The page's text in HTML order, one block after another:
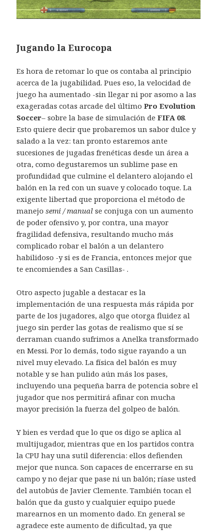
Jugando la Eurocopa
Es hora de retomar lo que os contaba al principio
acerca de la jugabilidad. Pues eso, la velocidad de
juego ha aumentado -sin llegar ni por asomo a las
exageradas cotas arcade del últimoPro Evolution
Soccer– sobre la base de simulación deFIFA 08.
Esto quiere decir que probaremos un sabor dulce y
salado a la vez: tan pronto estaremos ante
sucesiones de jugadas frenéticas desde un área a
otra, como degustaremos un sublime pase en
profundidad que culmine el delantero alojando el
balón en la red con un suave y colocado toque. La
exigente libertad que proporciona el método de
manejosemi / manual se conjuga con un aumento
de poder ofensivo y, por contra, una mayor
fragilidad defensiva, resultando mucho más
complicado robar el balón a un delantero
habilidoso -y si es de Francia, entonces mejor que
te encomiendes a San Casillas- .
Otro aspecto jugable a destacar es la
implementación de una respuesta más rápida por
parte de los jugadores, algo que otorga fluidez al
juego sin perder las gotas de realismo que sí se
derraman cuando sufrimos a Anelka transformado
en Messi. Por lo demás, todo sigue rayando a un
nivel muy elevado. La física del balón es muy
notable y se han pulido aún más los pases,
incluyendo una pequeña barra de potencia sobre el
jugador que nos permitirá afinar con mucha
mayor precisión la fuerza del golpeo de balón.
Y bien es verdad que lo que os digo se aplica al
multijugador, mientras que en los partidos contra
la CPU hay una sutil diferencia: ellos defienden
mejor que nunca. Son capaces de encerrarse en su
campo y no dejar que pase ni un balón; ríase usted
del autobús de Javier Clemente. También tocan el
balón que da gusto y cualquier equipo puede
marearnos en un momento dado. En general se
agradece este aumento de dificultad, ya que